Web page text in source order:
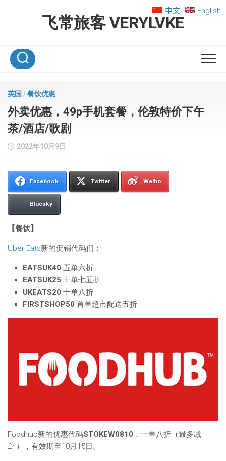
飞常旅客 VERYLVKE
中文 English
英国 /餐饮优惠
外卖优惠，49p手机套餐，伦敦特价下午
茶/酒店/歌剧
2022年10月9日
Facebook Twitter Weibo
Bluesky
【餐饮】
Uber Eats新的促销代码们：
EATSUK40 五单六折
EATSUK25 十单七五折
UKEATS20 十单八折
FIRSTSHOP50 首单超市配送五折
Foodhub新的优惠代码STOKEW0810 ，一单八折（最多减
£4），有效期至10月15日。